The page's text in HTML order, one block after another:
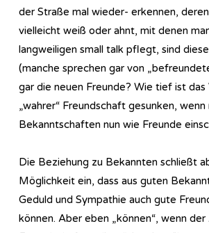
der Straße mal wieder- erkennen,
vielleicht weiß oder ahnt, mit denen
langweiligen small talk pflegt, sind
(manche sprechen gar von
gar die neuen Freunde? Wie tief ist das
„wahrer“ Freundschaft gesunken,
Bekanntschaften nun wie Freunde
Die Beziehung zu Bekannten schließt
Möglichkeit ein, dass aus guten
Geduld und Sympathie auch gute
können. Aber eben „können“, wenn